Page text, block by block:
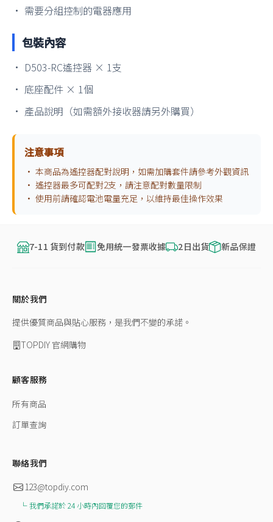
• 需要分組控制的電器應用
包裝內容
• D503-RC遙控器 × 1支
• 底座配件 × 1個
• 產品說明（如需額外接收器請另外購買）
注意事項
• 本商品為遙控器配對說明，如需加購套件請參考外觀資訊
• 遙控器最多可配對2支，請注意配對數量限制
• 使用前請確認電池電量充足，以維持最佳操作效果
7-11 貨到付款 免用統一發票收據 2日出貨 新品保證
關於我們
提供優質商品與貼心服務，是我們不變的承諾。
TOPDIY 官網購物
顧客服務
所有商品
訂單查詢
聯絡我們
123@topdiy.com
我們承諾於 24 小時內回覆您的郵件